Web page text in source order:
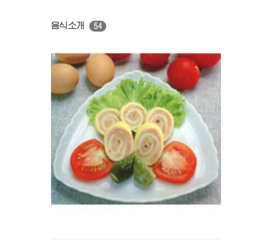
음식소개 54